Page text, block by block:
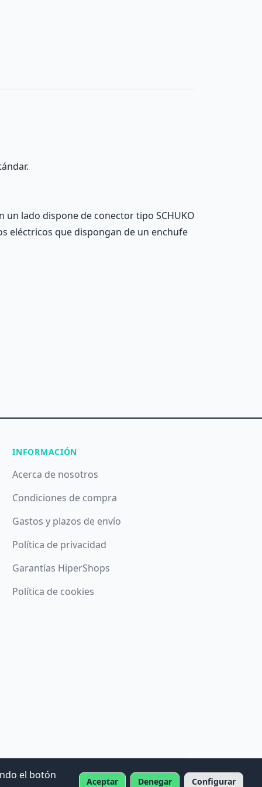
un lado dispone de conector tipo SCHUKO
eléctricos que dispongan de un enchufe
INFORMACIÓN
Acerca de nosotros
Condiciones de compra
Gastos y plazos de envío
Política de privacidad
Garantías HiperShops
Política de cookies
el botón
Aceptar Denegar Configurar